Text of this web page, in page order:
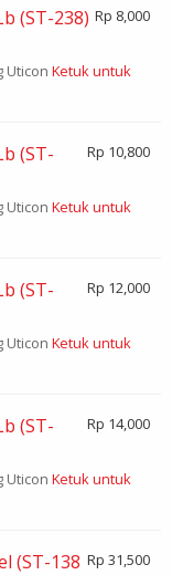
(ST-238) Rp 8,000
Uticon Ketuk untuk
(ST-
Rp 10,800
Uticon Ketuk untuk
(ST-
Rp 12,000
Uticon Ketuk untuk
(ST-
Rp 14,000
Uticon Ketuk untuk
(ST-138 Rp 31,500